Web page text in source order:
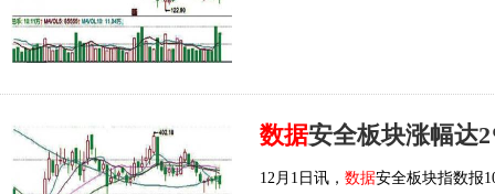
数据安全板块涨幅达
12月1日讯， 数据安全板块指数报